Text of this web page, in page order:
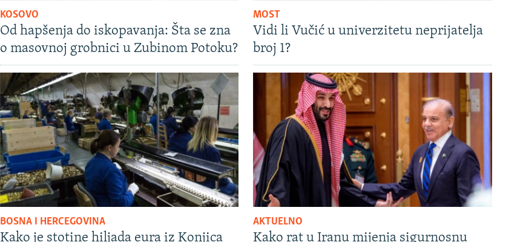
KOSOVO
Od hapšenja do iskopavanja: Šta se zna
o masovnoj grobnici u Zubinom Potoku?
MOST
Vidi li Vučić u univerzitetu neprijatelja
broj 1?
BOSNA I HERCEGOVINA
Kako je stotine hiljada eura iz Konjica
AKTUELNO
Kako rat u Iranu mijenja sigurnosnu